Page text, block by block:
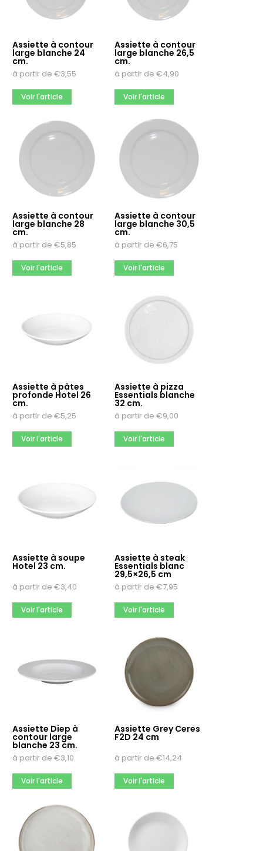
Assiette à contour
large blanche 24
cm.
à partir de €3,55
Voir l'article
Assiette à contour
large blanche 26,5
cm.
à partir de€4,90
Voir l'article
Assiette à contour
large blanche 28
cm.
à partir de €5,85
Voir l'article
Assiette à contour
large blanche 30,5
cm.
à partir de€6,75
Voir l'article
Assiette à pâtes
profonde Hotel 26
cm.
à partir de €5,25
Voir l'article
Assiette à pizza
Essentials blanche
32 cm.
à partir de€9,00
Voir l'article
Assiette à soupe
Hotel 23 cm.
à partir de €3,40
Voir l'article
Assiette à steak
Essentials blanc
29,5×26,5 cm
à partir de€7,95
Voir l'article
Assiette Diep à
contour large
blanche 23 cm.
à partir de €3,10
Voir l'article
Assiette Grey Ceres
F2D 24 cm
à partir de€14,24
Voir l'article
175
Capacité à ras bord
10
100
15
Meer opties
Matériau
Plastique
Meer opties
Impression multicolore
Oui
Chef & Sommelier
Héliogravure
Non
Oui
Quantité d’emballage
Meer opties